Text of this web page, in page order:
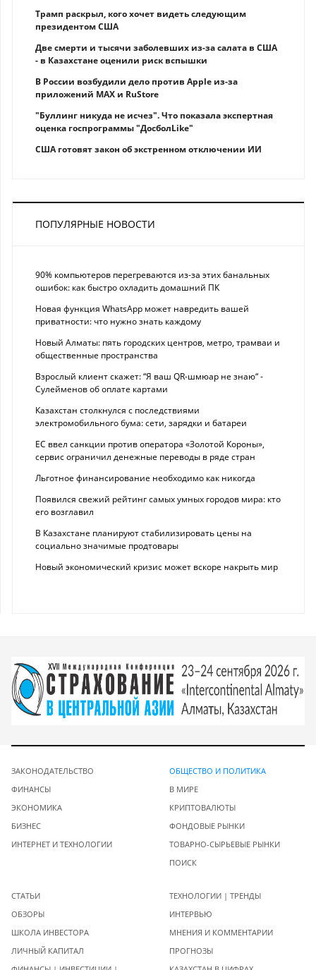
Трамп раскрыл, кого хочет видеть следующим
президентом США
Две смерти и тысячи заболевших из-за салата в США
- в Казахстане оценили риск вспышки
В России возбудили дело против Apple из-за
приложений MAX и RuStore
"Буллинг никуда не исчез". Что показала экспертная
оценка госпрограммы "ДосболLike"
США готовят закон об экстренном отключении ИИ
ПОПУЛЯРНЫЕ НОВОСТИ
90% компьютеров перегреваются из-за этих банальных
ошибок: как быстро охладить домашний ПК
Новая функция WhatsApp может навредить вашей
приватности: что нужно знать каждому
Новый Алматы: пять городских центров, метро, трамваи и
общественные пространства
Взрослый клиент скажет: “Я ваш QR-шмюар не знаю“ -
Сулейменов об оплате картами
Казахстан столкнулся с последствиями
электромобильного бума: сети, зарядки и батареи
ЕС ввел санкции против оператора «Золотой Короны»,
сервис ограничил денежные переводы в ряде стран
Льготное финансирование необходимо как никогда
Появился свежий рейтинг самых умных городов мира: кто
его возглавил
В Казахстане планируют стабилизировать цены на
социально значимые продтовары
Новый экономический кризис может вскоре накрыть мир
ЗАКОНОДАТЕЛЬСТВО
ФИНАНСЫ
ЭКОНОМИКА
БИЗНЕС
ИНТЕРНЕТ И ТЕХНОЛОГИИ
ОБЩЕСТВО И ПОЛИТИКА
В МИРЕ
КРИПТОВАЛЮТЫ
ФОНДОВЫЕ РЫНКИ
ТОВАРНО-СЫРЬЕВЫЕ РЫНКИ
ПОИСК
СТАТЬИ
ОБЗОРЫ
ШКОЛА ИНВЕСТОРА
ЛИЧНЫЙ КАПИТАЛ
ТЕХНОЛОГИИ | ТРЕНДЫ
ИНТЕРВЬЮ
МНЕНИЯ И КОММЕНТАРИИ
ПРОГНОЗЫ